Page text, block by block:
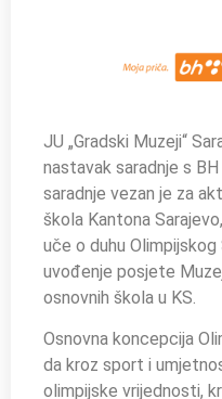
JU „Gradski Muzeji“
nastavak saradnje s
saradnje vezan je za
škola Kantona
uče o duhu Olimpijskog
uvođenje posjete
osnovnih škola u KS.
Osnovna koncepcija
da kroz sport i
olimpijske vrijednosti,